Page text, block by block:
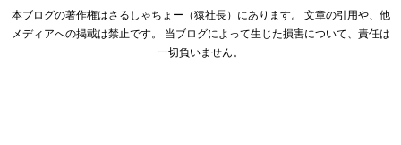
本ブログの著作権はさるしゃちょー（猿社長）にあります。 文章の引用や、他
メディアへの掲載は禁止です。 当ブログによって生じた損害について、責任は
一切負いません。